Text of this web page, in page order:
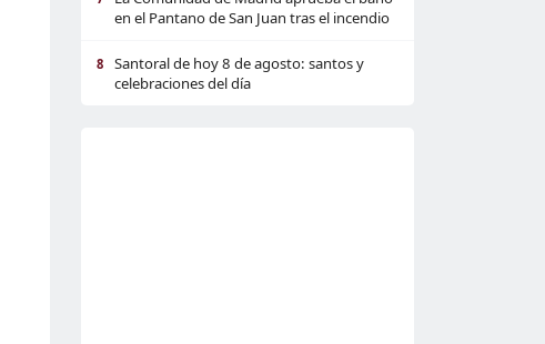
en el Pantano de San Juan tras el incendio
8
Santoral de hoy 8 de agosto: santos y
celebraciones del día